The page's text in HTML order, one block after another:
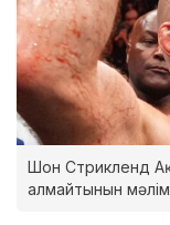
Шон Стрикленд Ақ
алмайтынын